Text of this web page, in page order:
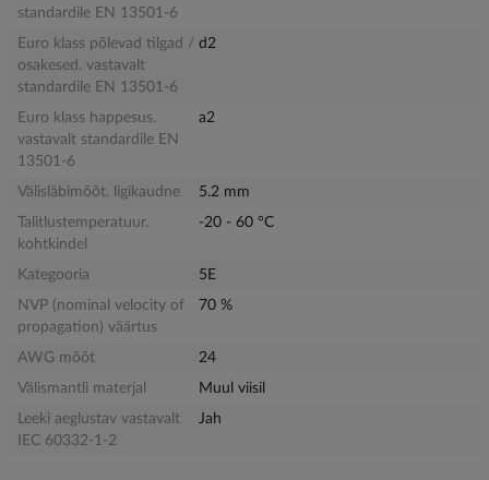
standardile EN 13501-6
Euro klass põlevad tilgad /
osakesed. vastavalt
standardile EN 13501-6
d2
Euro klass happesus.
vastavalt standardile EN
13501-6
a2
Välisläbimõõt. ligikaudne
5.2 mm
Talitlustemperatuur.
kohtkindel
-20 - 60 °C
Kategooria
5E
NVP (nominal velocity of
propagation) väärtus
70 %
AWG mõõt
24
Välismantli materjal
Muul viisil
Leeki aeglustav vastavalt
IEC 60332-1-2
Jah